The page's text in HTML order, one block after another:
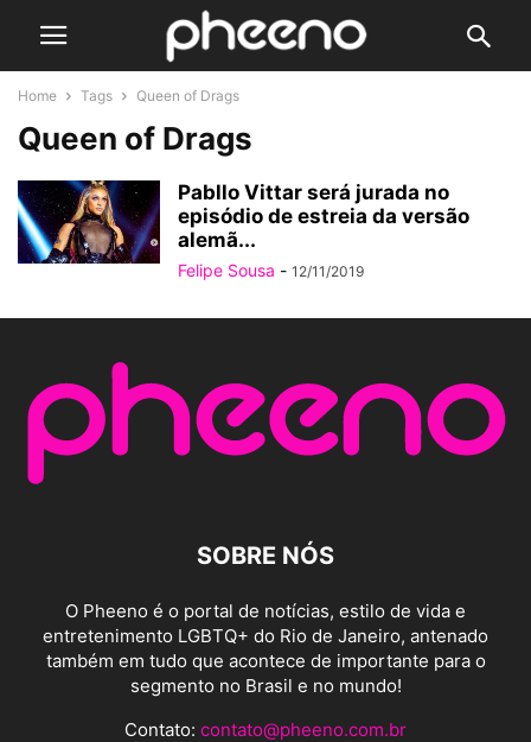
Home Tags Queen of Drags
Queen of Drags
Pabllo Vittar será jurada no
episódio de estreia da versão
alemã...
Felipe Sousa - 12/11/2019
SOBRE NÓS
O Pheeno é o portal de notícias, estilo de vida e
entretenimento LGBTQ+ do Rio de Janeiro, antenado
também em tudo que acontece de importante para o
segmento no Brasil e no mundo!
Contato: contato@pheeno.com.br